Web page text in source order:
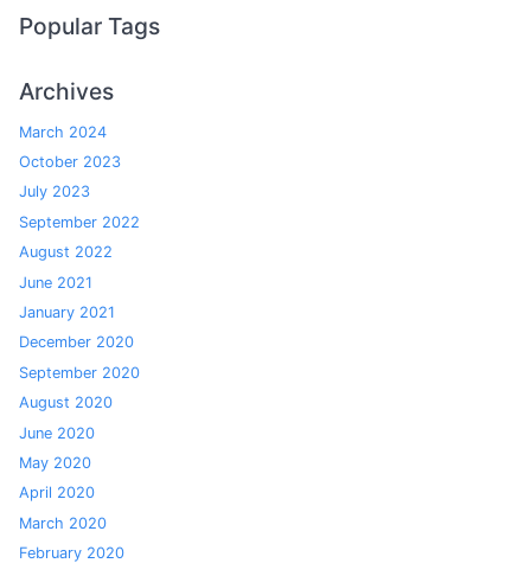
Popular Tags
Archives
March 2024
October 2023
July 2023
September 2022
August 2022
June 2021
January 2021
December 2020
September 2020
August 2020
June 2020
May 2020
April 2020
March 2020
February 2020